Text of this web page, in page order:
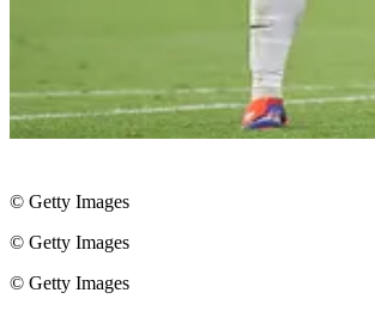
© Getty Images
© Getty Images
© Getty Images